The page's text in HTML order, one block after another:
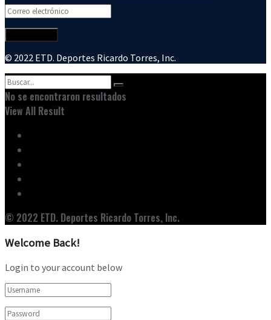
© 2022 ETD. Deportes Ricardo Torres, Inc.
No se encontraron resultados
View All Result
© 2022 ETD. Deportes Ricardo Torres, Inc.
Welcome Back!
Login to your account below